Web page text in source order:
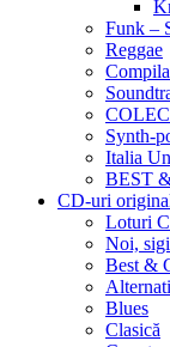
Funk –
Reggae
Synth-
Italia
BEST
CD-uri
Loturi
Noi,
Best &
Blues
Clasică